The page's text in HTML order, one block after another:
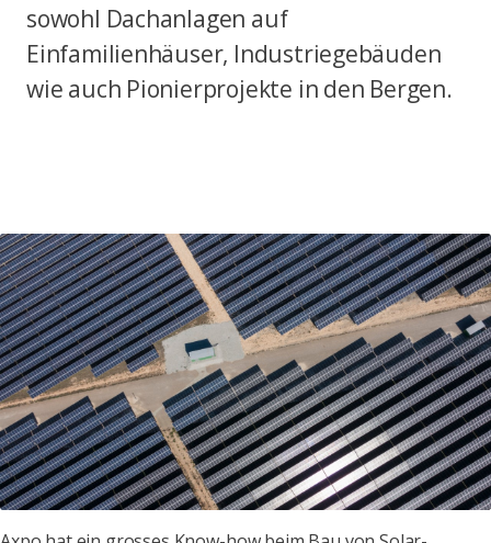
sowohl Dachanlagen auf
Einfamilienhäuser, Industriegebäuden
wie auch Pionierprojekte in den Bergen.